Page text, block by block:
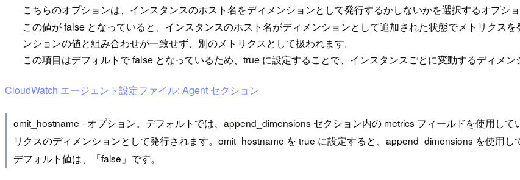
こちらのオプションは、インスタンスのホスト名をディメンションとして発行するかしないかを選択するオプシ
この値が false となっていると、インスタンスのホスト名がディメンションとして追加された状態でメトリクス
ンションの値と組み合わせが一致せず、別のメトリクスとして扱われます。
この項目はデフォルトで false となっているため、true に設定することで、インスタンスごとに変動するディメン
CloudWatch エージェント設定ファイル: Agent セクション
omit_hostname - オプション。デフォルトでは、append_dimensions セクション内の metrics フィールドを使用し
リクスのディメンションとして発行されます。omit_hostname を true に設定すると、append_dimensions を使用
デフォルト値は、「false」です。